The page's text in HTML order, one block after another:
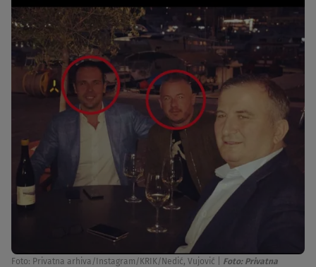
Foto: Privatna arhiva/Instagram/KRIK/Nedić, Vujović Foto: Privatna